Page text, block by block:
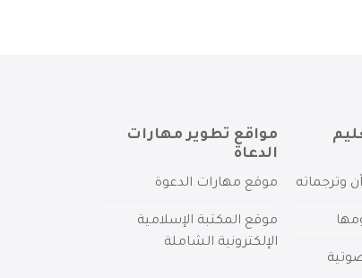
وترجماته
مواقع تطوير مهارات
الدعاة
موقع مهارات الدعوة
موقع المكتبة الإسلامية
الإلكترونية الشاملة